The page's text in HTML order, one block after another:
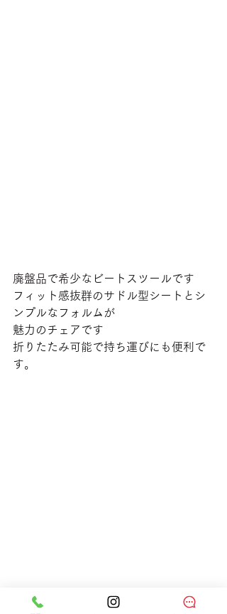
廃盤品で希少なビートスツールです
フィット感抜群のサドル型シートとシ
ンプルなフォルムが
魅力のチェアです
折りたたみ可能で持ち運びにも便利で
す。